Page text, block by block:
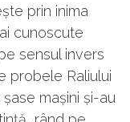
prin inima
cunoscute
sensul invers
probele Raliului
mașini și-au